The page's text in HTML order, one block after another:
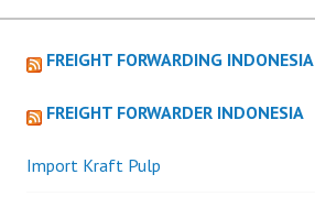
FREIGHT FORWARDING INDONESIA
FREIGHT FORWARDER INDONESIA
Import Kraft Pulp